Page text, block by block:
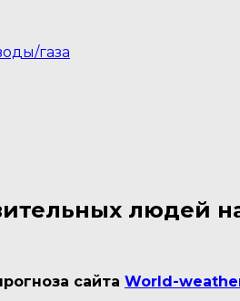
газа
людей
сайта World-